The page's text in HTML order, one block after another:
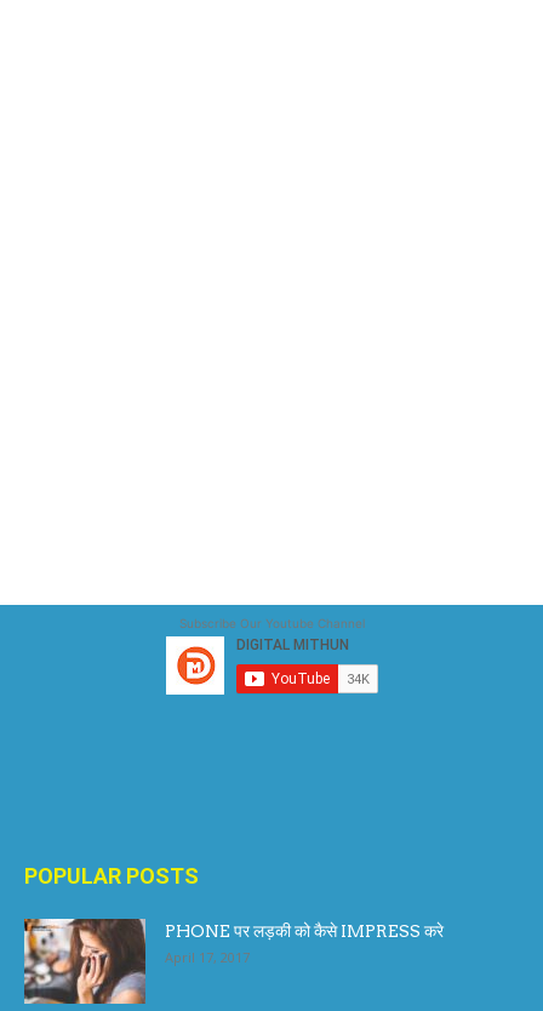
Subscribe Our Youtube Channel
POPULAR POSTS
PHONE पर लड़की को कैसे IMPRESS करे
April 17, 2017